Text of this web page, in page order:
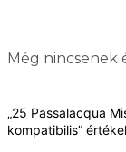
Még nincsenek
„25 Passalacqua
kompatibilis”